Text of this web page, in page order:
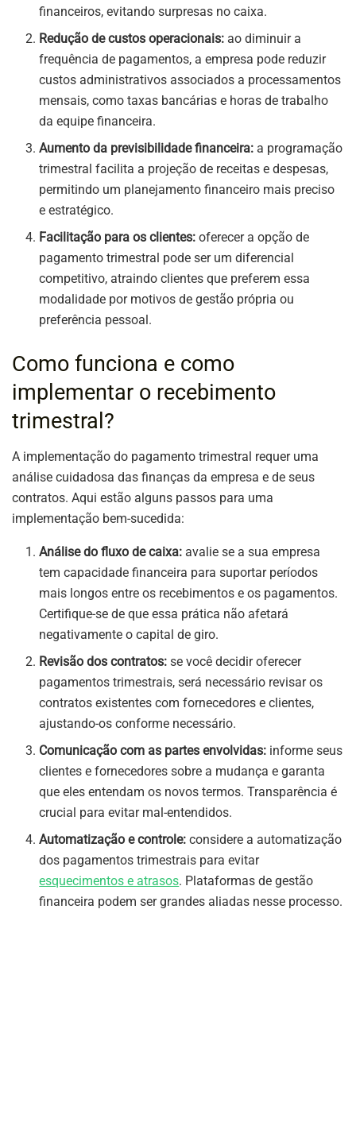
financeiros, evitando surpresas no caixa.
Redução de custos operacionais: ao diminuir a
frequência de pagamentos, a empresa pode reduzir
custos administrativos associados a processamentos
mensais, como taxas bancárias e horas de trabalho
da equipe financeira.
Aumento da previsibilidade financeira: a programação
trimestral facilita a projeção de receitas e despesas,
permitindo um planejamento financeiro mais preciso
e estratégico.
Facilitação para os clientes: oferecer a opção de
pagamento trimestral pode ser um diferencial
competitivo, atraindo clientes que preferem essa
modalidade por motivos de gestão própria ou
preferência pessoal.
Como funciona e como
implementar o recebimento
trimestral?
A implementação do pagamento trimestral requer uma
análise cuidadosa das finanças da empresa e de seus
contratos. Aqui estão alguns passos para uma
implementação bem-sucedida:
Análise do fluxo de caixa: avalie se a sua empresa
tem capacidade financeira para suportar períodos
mais longos entre os recebimentos e os pagamentos.
Certifique-se de que essa prática não afetará
negativamente o capital de giro.
Revisão dos contratos: se você decidir oferecer
pagamentos trimestrais, será necessário revisar os
contratos existentes com fornecedores e clientes,
ajustando-os conforme necessário.
Comunicação com as partes envolvidas: informe seus
clientes e fornecedores sobre a mudança e garanta
que eles entendam os novos termos. Transparência é
crucial para evitar mal-entendidos.
Automatização e controle: considere a automatização
dos pagamentos trimestrais para evitar
esquecimentos e atrasos. Plataformas de gestão
financeira podem ser grandes aliadas nesse processo.